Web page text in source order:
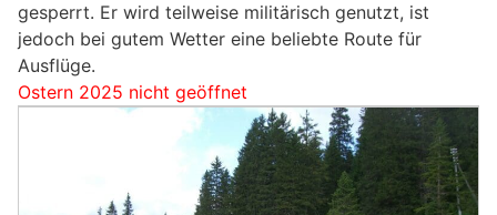
gesperrt. Er wird teilweise militärisch genutzt, ist
jedoch bei gutem Wetter eine beliebte Route für
Ausflüge.
Ostern 2025 nicht geöffnet